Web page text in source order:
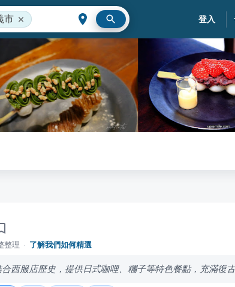
市 登入
整理 · 了解我們如何精選
西服店歷史，提供日式咖哩、糰子等特色餐點，充滿復古